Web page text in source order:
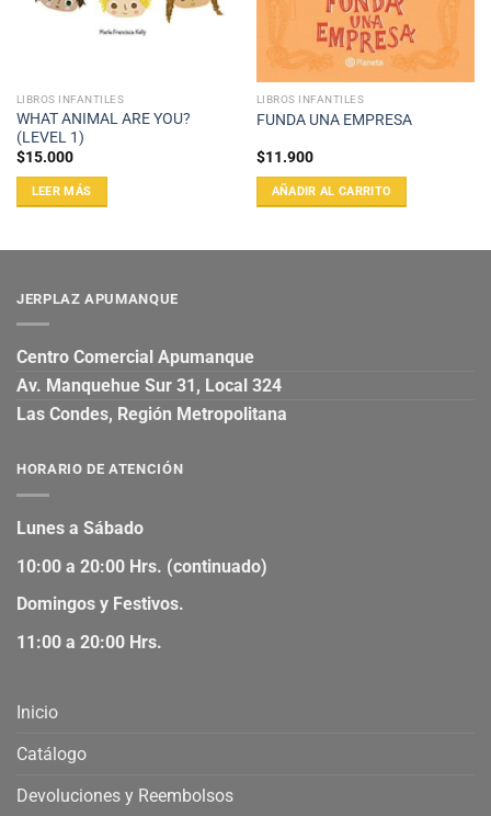
LIBROS INFANTILES
WHAT ANIMAL ARE YOU?
(LEVEL 1)
$15.000
LEER MÁS
LIBROS INFANTILES
FUNDA UNA EMPRESA
$11.900
AÑADIR AL CARRITO
JERPLAZ APUMANQUE
Centro Comercial Apumanque
Av. Manquehue Sur 31, Local 324
Las Condes, Región Metropolitana
HORARIO DE ATENCIÓN
Lunes a Sábado
10:00 a 20:00 Hrs. (continuado)
Domingos y Festivos.
11:00 a 20:00 Hrs.
Inicio
Catálogo
Devoluciones y Reembolsos